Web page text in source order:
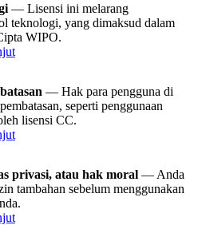
— Lisensi ini melarang
teknologi, yang dimaksud dalam
WIPO.
— Hak para pengguna di
seperti penggunaan
lisensi CC.
privasi, atau hak moral — Anda
tambahan sebelum menggunakan